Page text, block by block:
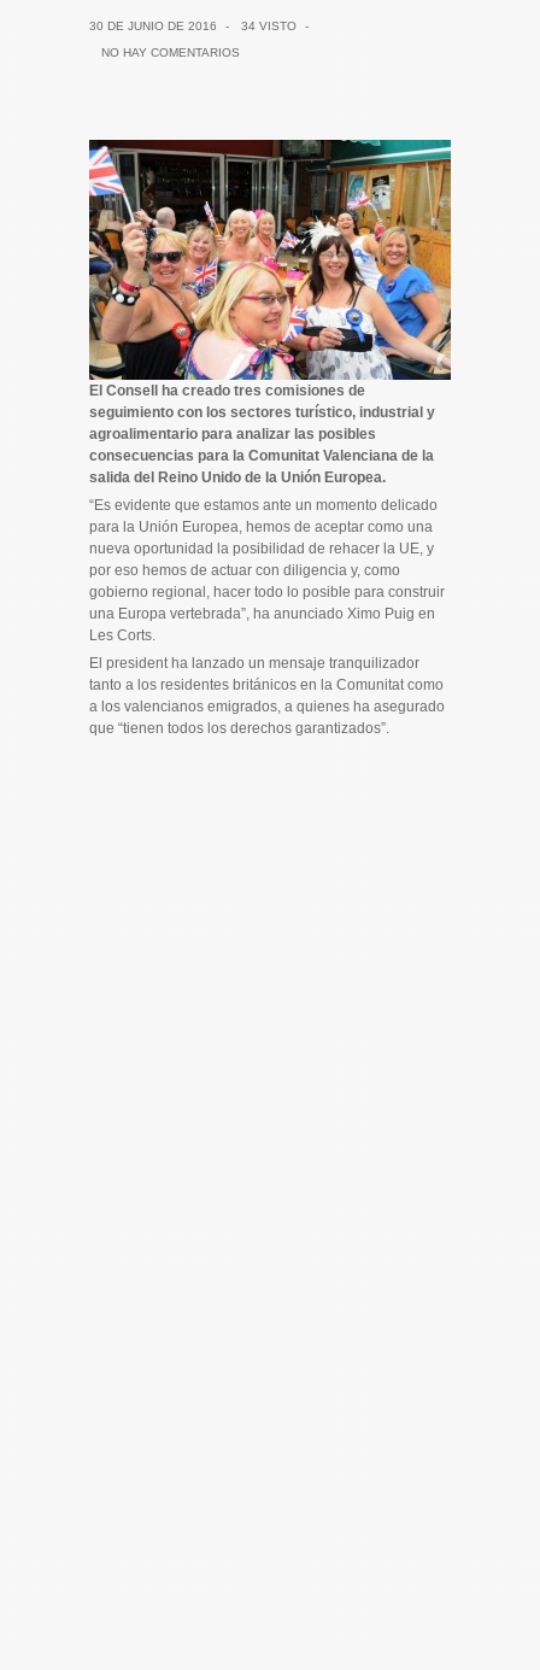
30 DE JUNIO DE 2016 - 34 VISTO
-
NO HAY COMENTARIOS
El Consell ha creado tres comisiones de
seguimiento con los sectores turístico, industrial y
agroalimentario para analizar las posibles
consecuencias para la Comunitat Valenciana de la
salida del Reino Unido de la Unión Europea.
“Es evidente que estamos ante un momento delicado
para la Unión Europea, hemos de aceptar como una
nueva oportunidad la posibilidad de rehacer la UE, y
por eso hemos de actuar con diligencia y, como
gobierno regional, hacer todo lo posible para construir
una Europa vertebrada”, ha anunciado Ximo Puig en
Les Corts.
El president ha lanzado un mensaje tranquilizador
tanto a los residentes británicos en la Comunitat como
a los valencianos emigrados, a quienes ha asegurado
que “tienen todos los derechos garantizados”.